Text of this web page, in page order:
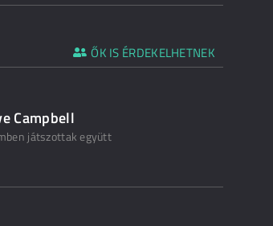
ŐK IS ÉRDEKELHETNEK
Campbell
játszottak együtt